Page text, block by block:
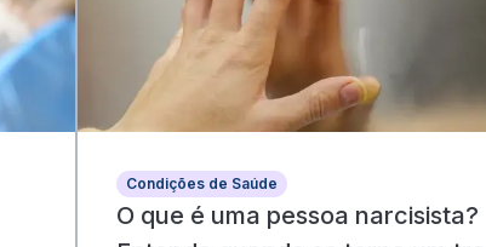
Condições de Saúde
O que é uma pessoa narcisista?